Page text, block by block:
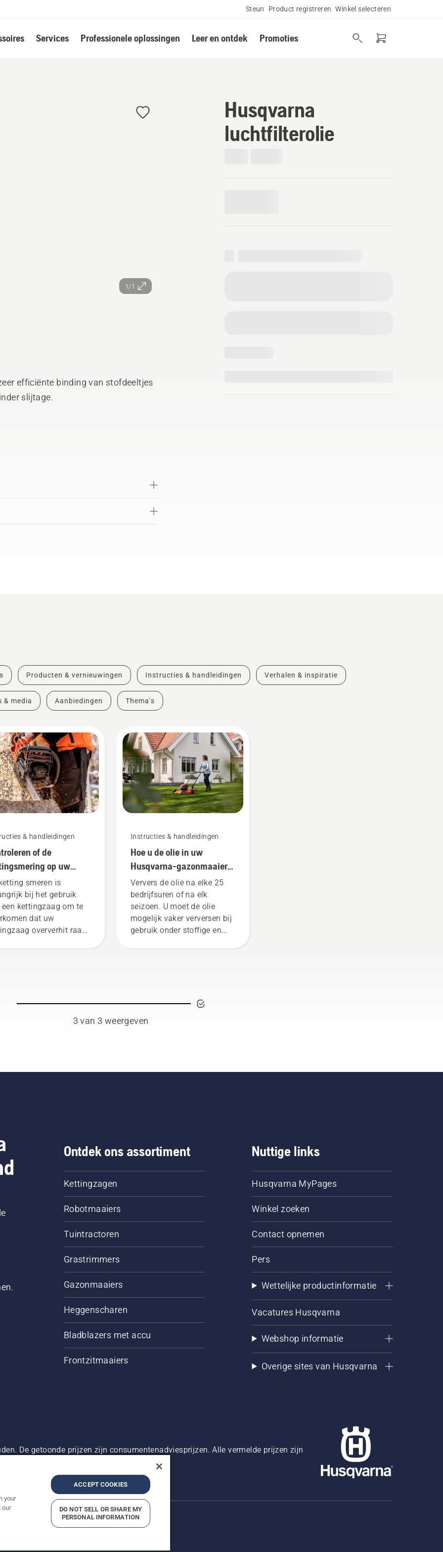
Steun Product registreren Winkel selecteren
Services Professionele oplossingen Leer en ontdek Promoties
1/1
Husqvarna
luchtfilterolie
efficiënte binding van stofdeeltjes
slijtage.
Producten & vernieuwingen Instructies & handleidingen Verhalen & inspiratie
& media Aanbiedingen Thema's
& handleidingen
of de
op uw
werkt
smeren is
bij het gebruik
een kettingzaag om te
dat uw
oververhit raakt
ketting. Volg de
Start uw
op toeren
geeft aan dat het
Instructies & handleidingen
Hoe u de olie in uw
Husqvarna-gazonmaaier
ververst
Ververs de olie na elke 25
bedrijfsuren of na elk
seizoen. U moet de olie
mogelijk vaker verversen bij
gebruik onder stoffige en
3 van 3 weergeven
Ontdek ons assortiment
Kettingzagen
Robotmaaiers
Tuintractoren
Grastrimmers
Gazonmaaiers
Heggenscharen
Bladblazers met accu
Frontzitmaaiers
Nuttige links
Husqvarna MyPages
Winkel zoeken
Contact opnemen
Pers
Wettelijke productinformatie
Vacatures Husqvarna
Webshop informatie
Overige sites van Husqvarna
De getoonde prijzen zijn consumentenadviesprijzen. Alle vermelde prijzen zijn
Bedrijfsgegevens Report Suspected Violations
your
our
ACCEPT COOKIES
DO NOT SELL OR SHARE MY
PERSONAL INFORMATION